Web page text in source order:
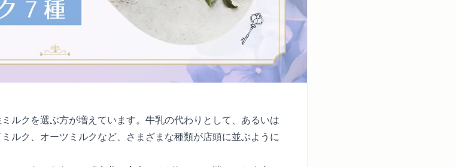
ルクを選ぶ方が増えています。牛乳の代わりとして、あるいは
ルク、オーツミルクなど、さまざまな種類が店頭に並ぶように